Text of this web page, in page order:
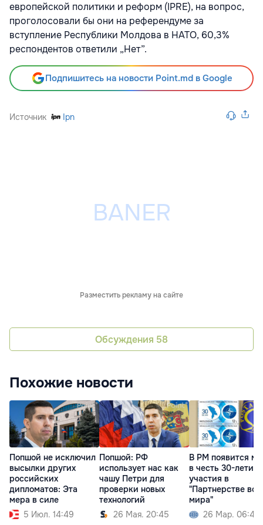
европейской политики и реформ (IPRE), на вопрос,
проголосовали бы они на референдуме за
вступление Республики Молдова в НАТО, 60,3%
респондентов ответили „Нет”.
Подпишитесь на новости Point.md в Google
Источник Ipn
Разместить рекламу на сайте
Обсуждения 58
Похожие новости
Попшой не исключил
высылки других
российских
дипломатов: Эта
мера в силе
5 Июл. 14:49
Попшой: РФ
использует нас как
чашу Петри для
проверки новых
технологий
26 Мая. 20:45
В РМ появится
в честь 30-летия
участия в
"Партнерстве во
мира"
26 Мар. 06:40